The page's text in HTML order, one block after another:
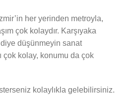
her yerinden metroyla,
çok kolaydır. Karşıyaka
diye düşünmeyin sanat
çok kolay, konumu da çok
kolaylıkla gelebilirsiniz.